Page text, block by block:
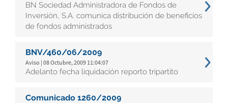
BN Sociedad Administradora de Fondos de
Inversión, S.A. comunica distribución de beneficios
de fondos administrados
BNV/460/06/2009
Aviso | 08 Octubre, 2009 11:04:07
Adelanto fecha liquidación reporto tripartito
Comunicado 1260/2009